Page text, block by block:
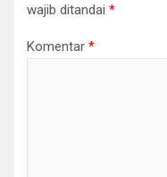
wajib ditandai *
Komentar *